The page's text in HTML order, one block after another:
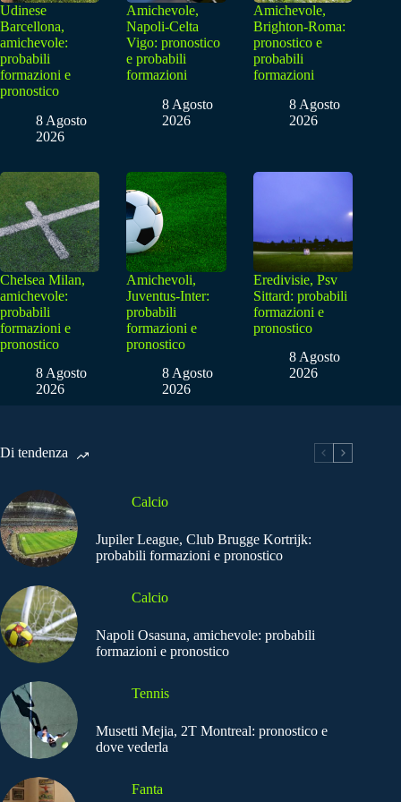
Udinese
Barcellona,
amichevole:
probabili
formazioni e
pronostico
8 Agosto
2026
Amichevole,
Napoli-Celta
Vigo: pronostico
e probabili
formazioni
8 Agosto
2026
Amichevole,
Brighton-Roma:
pronostico e
probabili
formazioni
8 Agosto
2026
Chelsea Milan,
amichevole:
probabili
formazioni e
pronostico
8 Agosto
2026
Amichevoli,
Juventus-Inter:
probabili
formazioni e
pronostico
8 Agosto
2026
Eredivisie, Psv
Sittard: probabili
formazioni e
pronostico
8 Agosto
2026
Di tendenza
Calcio
Jupiler League, Club Brugge Kortrijk:
probabili formazioni e pronostico
Calcio
Napoli Osasuna, amichevole: probabili
formazioni e pronostico
Tennis
Musetti Mejia, 2T Montreal: pronostico e
dove vederla
Fanta